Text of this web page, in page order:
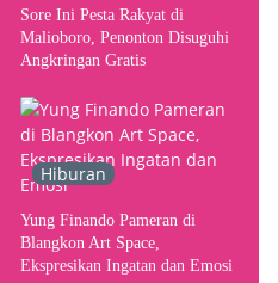
Sore Ini Pesta Rakyat di
Malioboro, Penonton Disuguhi
Angkringan Gratis
Hiburan
Yung Finando Pameran di
Blangkon Art Space,
Ekspresikan Ingatan dan Emosi